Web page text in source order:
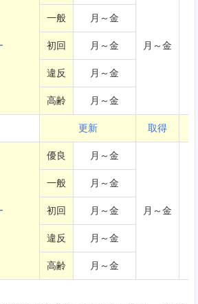
月～金
一般 月～金
初回 月～金
違反 月～金
高齢 月～金
更新 取得
優良 月～金
月～金
一般 月～金
初回 月～金
違反 月～金
高齢 月～金